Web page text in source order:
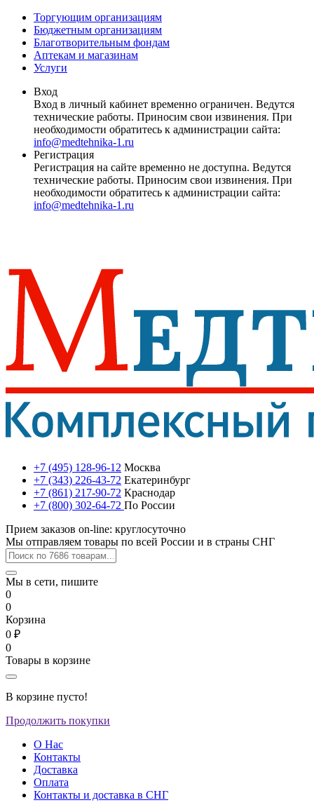
Торгующим организациям
Бюджетным организациям
Благотворительным фондам
Аптекам и магазинам
Услуги
Вход
Вход в личный кабинет временно ограничен. Ведутся
технические работы. Приносим свои извинения. При
необходимости обратитесь к администрации сайта:
info@medtehnika-1.ru
Регистрация
Регистрация на сайте временно не доступна. Ведутся
технические работы. Приносим свои извинения. При
необходимости обратитесь к администрации сайта:
info@medtehnika-1.ru
+7 (495) 128-96-12 Москва
+7 (343) 226-43-72 Екатеринбург
+7 (861) 217-90-72 Краснодар
+7 (800) 302-64-72 По России
Прием заказов on-line: круглосуточно
Мы отправляем товары по всей России и в страны СНГ
Мы в сети, пишите
0
0
Корзина
0 ₽
0
Товары в корзине
В корзине пусто!
Продолжить покупки
О Нас
Контакты
Доставка
Оплата
Контакты и доставка в СНГ